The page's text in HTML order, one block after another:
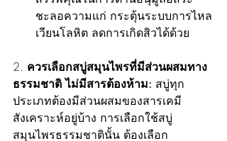
ชะลอความแก่ กระตุ้นระบบการไหล
เวียนโลหิต ลดการเกิดสิวได้ด้วย
2. ควรเลือกสบู่สมุนไพรที่มีส่วนผสมทาง
ธรรมชาติ ไม่มีสารต้องห้าม: สบู่ทุก
ประเภทต้องมีส่วนผสมของสารเคมี
สังเคราะห์อยู่บ้าง การเลือกใช้สบู่
สมุนไพรธรรมชาตินั้น ต้องเลือก